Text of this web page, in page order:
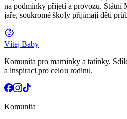
na podmínky přijetí a provozu. Státní
jaře, soukromé školy přijímají děti
Vítej Baby
Komunita pro maminky a tatínky.
a inspiraci pro celou rodinu.
Komunita